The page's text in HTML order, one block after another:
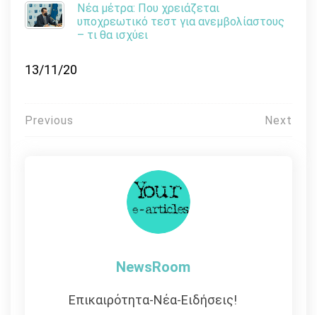
Νέα μέτρα: Που χρειάζεται
υποχρεωτικό τεστ για ανεμβολίαστους
– τι θα ισχύει
13/11/20
Πλοήγηση
Previous Next
NewsRoom
Επικαιρότητα-Νέα-Ειδήσεις!